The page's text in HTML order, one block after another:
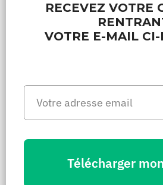
RECEVEZ VOTRE
VOTRE E-MAIL CI-
Télécharger